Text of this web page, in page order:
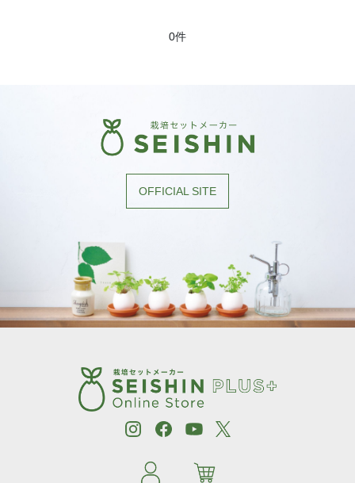
0件
OFFICIAL SITE